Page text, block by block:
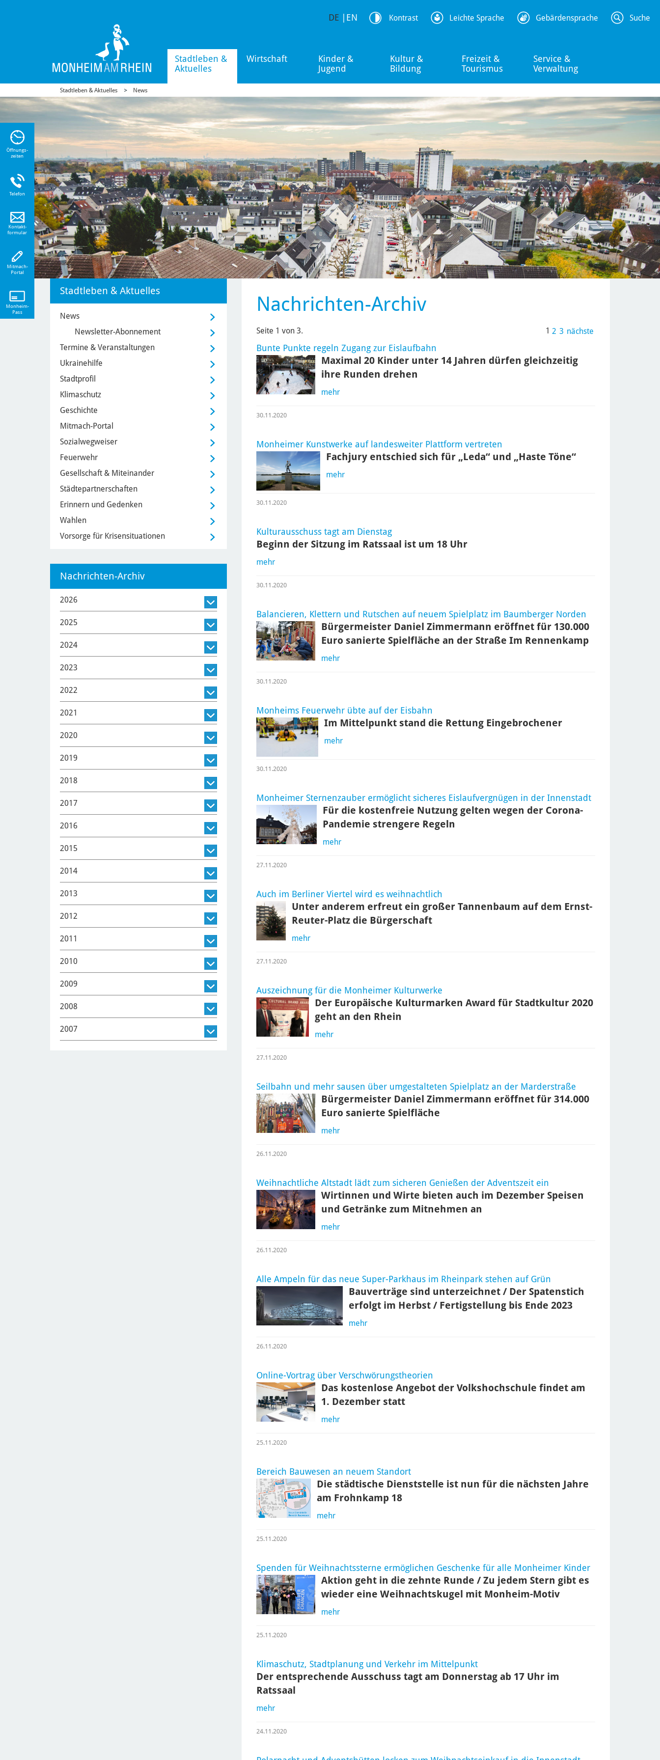
Stadtleben &
Aktuelles
Wirtschaft
Kinder &
Jugend
Kultur &
Bildung
Freizeit &
Tourismus
Service &
Verwaltung
DE EN Kontrast Leichte Sprache Gebärdensprache Suche
Stadtleben & Aktuelles News
Nachrichten-Archiv
Seite 1 von 3. 1 2 3 nächste
Bunte Punkte regeln Zugang zur Eislaufbahn
Maximal 20 Kinder unter 14 Jahren dürfen gleichzeitig
ihre Runden drehen
mehr
30.11.2020
Monheimer Kunstwerke auf landesweiter Plattform vertreten
Fachjury entschied sich für „Leda“ und „Haste Töne“
mehr
30.11.2020
Kulturausschuss tagt am Dienstag
Beginn der Sitzung im Ratssaal ist um 18 Uhr
mehr
30.11.2020
Balancieren, Klettern und Rutschen auf neuem Spielplatz im Baumberger Norden
Bürgermeister Daniel Zimmermann eröffnet für 130.000
Euro sanierte Spielfläche an der Straße Im Rennenkamp
mehr
30.11.2020
Monheims Feuerwehr übte auf der Eisbahn
Im Mittelpunkt stand die Rettung Eingebrochener
mehr
30.11.2020
Monheimer Sternenzauber ermöglicht sicheres Eislaufvergnügen in der Innenstadt
Für die kostenfreie Nutzung gelten wegen der Corona-
Pandemie strengere Regeln
mehr
27.11.2020
Auch im Berliner Viertel wird es weihnachtlich
Unter anderem erfreut ein großer Tannenbaum auf dem Ernst-
Reuter-Platz die Bürgerschaft
mehr
27.11.2020
Auszeichnung für die Monheimer Kulturwerke
Der Europäische Kulturmarken Award für Stadtkultur 2020
geht an den Rhein
mehr
27.11.2020
Seilbahn und mehr sausen über umgestalteten Spielplatz an der Marderstraße
Bürgermeister Daniel Zimmermann eröffnet für 314.000
Euro sanierte Spielfläche
mehr
26.11.2020
Weihnachtliche Altstadt lädt zum sicheren Genießen der Adventszeit ein
Wirtinnen und Wirte bieten auch im Dezember Speisen
und Getränke zum Mitnehmen an
mehr
26.11.2020
Alle Ampeln für das neue Super-Parkhaus im Rheinpark stehen auf Grün
Bauverträge sind unterzeichnet / Der Spatenstich
erfolgt im Herbst / Fertigstellung bis Ende 2023
mehr
26.11.2020
Online-Vortrag über Verschwörungstheorien
Das kostenlose Angebot der Volkshochschule findet am
1. Dezember statt
mehr
25.11.2020
Bereich Bauwesen an neuem Standort
Die städtische Dienststelle ist nun für die nächsten Jahre
am Frohnkamp 18
mehr
25.11.2020
Spenden für Weihnachtssterne ermöglichen Geschenke für alle Monheimer Kinder
Aktion geht in die zehnte Runde / Zu jedem Stern gibt es
wieder eine Weihnachtskugel mit Monheim-Motiv
mehr
25.11.2020
Klimaschutz, Stadtplanung und Verkehr im Mittelpunkt
Der entsprechende Ausschuss tagt am Donnerstag ab 17 Uhr im
Ratssaal
mehr
24.11.2020
Stadtleben & Aktuelles
News
Newsletter-Abonnement
Termine & Veranstaltungen
Ukrainehilfe
Stadtprofil
Klimaschutz
Geschichte
Mitmach-Portal
Sozialwegweiser
Feuerwehr
Gesellschaft & Miteinander
Städtepartnerschaften
Erinnern und Gedenken
Wahlen
Vorsorge für Krisensituationen
Nachrichten-Archiv
2026
2025
2024
2023
2022
2021
2020
2019
2018
2017
2016
2015
2014
2013
2012
2011
2010
2009
2008
2007
Öffnungs-
zeiten
Telefon
Kontakt-
formular
Mitmach-
Portal
Monheim-
Pass
Sie
zu